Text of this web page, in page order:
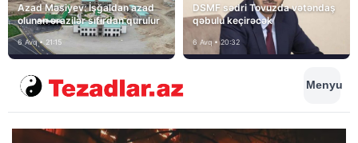
Azad Məsiyev: İşğaldan azad
olunan ərazilər sıfırdan qurulur
6 Avq • 21:15
DSMF sədri Tovuzda vətəndaş
qəbulu keçirəcək
6 Avq • 20:32
Menyu